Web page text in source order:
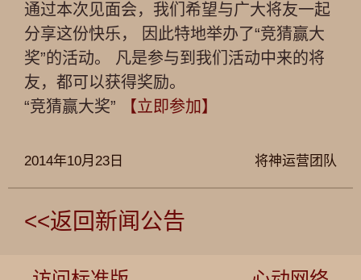
通过本次见面会，我们希望与广大将友一起
分享这份快乐， 因此特地举办了“竞猜赢大
奖”的活动。 凡是参与到我们活动中来的将
友，都可以获得奖励。
“竞猜赢大奖”
【立即参加】
将神运营团队
2014年10月23日
<<返回新闻公告